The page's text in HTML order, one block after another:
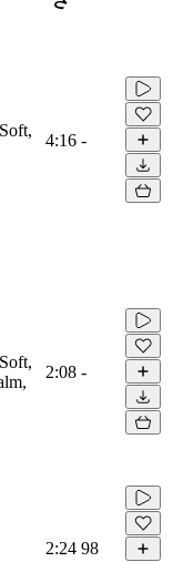
4:16 -
2:08 -
2:24 98